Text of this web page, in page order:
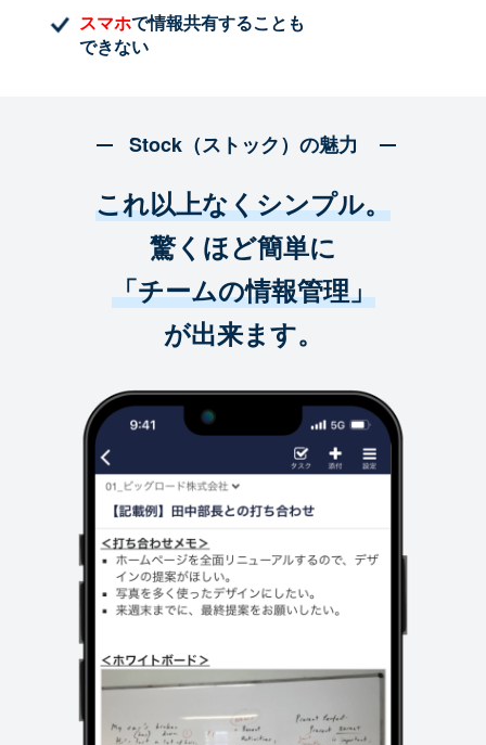
スマホで情報共有することも
できない
Stock（ストック）の魅力
これ以上なくシンプル。
驚くほど簡単に
「チームの情報管理」
が出来ます。